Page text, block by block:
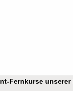
Fernkurse unserer